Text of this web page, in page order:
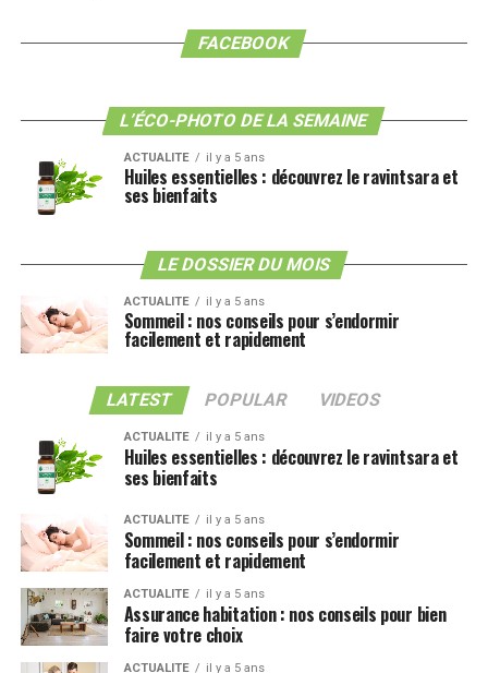
FACEBOOK
L’ÉCO-PHOTO DE LA SEMAINE
ACTUALITE il y a 5 ans
Huiles essentielles : découvrez le ravintsara et
ses bienfaits
LE DOSSIER DU MOIS
ACTUALITE il y a 5 ans
Sommeil : nos conseils pour s’endormir
facilement et rapidement
LATEST POPULAR VIDEOS
ACTUALITE il y a 5 ans
Huiles essentielles : découvrez le ravintsara et
ses bienfaits
ACTUALITE il y a 5 ans
Sommeil : nos conseils pour s’endormir
facilement et rapidement
ACTUALITE il y a 5 ans
Assurance habitation : nos conseils pour bien
faire votre choix
ACTUALITE il y a 5 ans